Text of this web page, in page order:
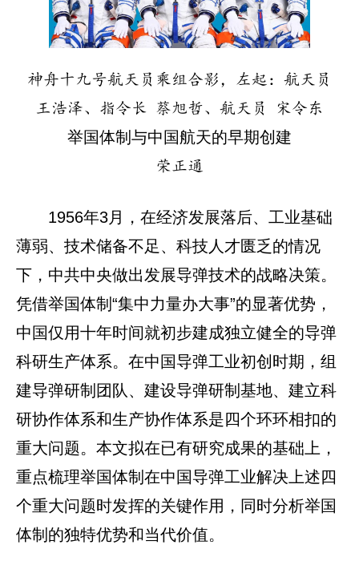
神舟十九号航天员乘组合影，左起：航天员
王浩泽、指令长 蔡旭哲、航天员 宋令东
举国体制与中国航天的早期创建
荣正通
1956年3月，在经济发展落后、工业基础
薄弱、技术储备不足、科技人才匮乏的情况
下，中共中央做出发展导弹技术的战略决策。
凭借举国体制“集中力量办大事”的显著优势，
中国仅用十年时间就初步建成独立健全的导弹
科研生产体系。在中国导弹工业初创时期，组
建导弹研制团队、建设导弹研制基地、建立科
研协作体系和生产协作体系是四个环环相扣的
重大问题。本文拟在已有研究成果的基础上，
重点梳理举国体制在中国导弹工业解决上述四
个重大问题时发挥的关键作用，同时分析举国
体制的独特优势和当代价值。